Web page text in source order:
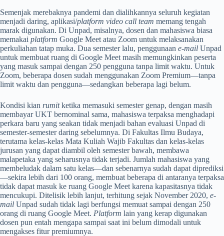
Semenjak merebaknya pandemi dan dialihkannya seluruh kegiatan
menjadi daring, aplikasi/platform video call team memang tengah
marak digunakan. Di Unpad, misalnya, dosen dan mahasiswa biasa
memakai platform Google Meet atau Zoom untuk melaksanakan
perkuliahan tatap muka. Dua semester lalu, penggunaan e-mail Unpad
untuk membuat ruang di Google Meet masih memungkinkan peserta
yang masuk sampai dengan 250 pengguna tanpa limit waktu. Untuk
Zoom, beberapa dosen sudah menggunakan Zoom Premium—tanpa
limit waktu dan pengguna—sedangkan beberapa lagi belum.
Kondisi kian rumitketika memasuki semester genap, dengan masih
membayar UKT bernominal sama, mahasiswa terpaksa menghadapi
perkara baru yang seakan tidak menjadi bahan evaluasi Unpad di
semester-semester daring sebelumnya. Di Fakultas Ilmu Budaya,
terutama kelas-kelas Mata Kuliah Wajib Fakultas dan kelas-kelas
jurusan yang dapat diambil oleh semester bawah, membawa
malapetaka yang seharusnya tidak terjadi. Jumlah mahasiswa yang
membeludak dalam satu kelas—dan sebenarnya sudah dapat diprediksi
—sekira lebih dari 100 orang, membuat beberapa di antaranya terpaksa
tidak dapat masuk ke ruang Google Meet karena kapasitasnya tidak
mencukupi. Ditelisik lebih lanjut, terhitung sejak November 2020, e-
mail Unpad sudah tidak lagi berfungsi memuat sampai dengan 250
orang di ruang Google Meet. Platform lain yang kerap digunakan
dosen pun entah mengapa sampai saat ini belum dimodali untuk
mengakses fitur premiumnya.